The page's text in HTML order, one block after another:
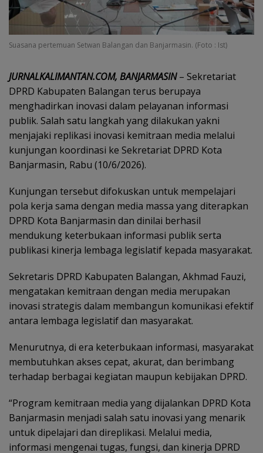
Suasana pertemuan Setwan Balangan dan Banjarmasin. (Foto : Ist)
JURNALKALIMANTAN.COM, BANJARMASIN– Sekretariat
DPRD Kabupaten Balangan terus berupaya
menghadirkan inovasi dalam pelayanan informasi
publik. Salah satu langkah yang dilakukan yakni
menjajaki replikasi inovasi kemitraan media melalui
kunjungan koordinasi ke Sekretariat DPRD Kota
Banjarmasin, Rabu (10/6/2026).
Kunjungan tersebut difokuskan untuk mempelajari
pola kerja sama dengan media massa yang diterapkan
DPRD Kota Banjarmasin dan dinilai berhasil
mendukung keterbukaan informasi publik serta
publikasi kinerja lembaga legislatif kepada masyarakat.
Sekretaris DPRD Kabupaten Balangan, Akhmad Fauzi,
mengatakan kemitraan dengan media merupakan
inovasi strategis dalam membangun komunikasi efektif
antara lembaga legislatif dan masyarakat.
Menurutnya, di era keterbukaan informasi, masyarakat
membutuhkan akses cepat, akurat, dan berimbang
terhadap berbagai kegiatan maupun kebijakan DPRD.
“Program kemitraan media yang dijalankan DPRD Kota
Banjarmasin menjadi salah satu inovasi yang menarik
untuk dipelajari dan direplikasi. Melalui media,
informasi mengenai tugas, fungsi, dan kinerja DPRD